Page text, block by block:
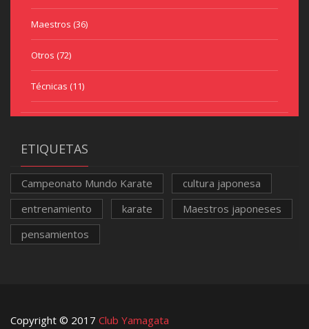
Maestros (36)
Otros (72)
Técnicas (11)
ETIQUETAS
Campeonato Mundo Karate
cultura japonesa
entrenamiento
karate
Maestros japoneses
pensamientos
Copyright © 2017 Club Yamagata